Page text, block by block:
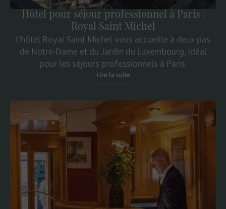
Hôtel pour séjour professionnel à Paris |
Royal Saint Michel
L’hôtel Royal Saint Michel vous accueille à deux pas
de Notre-Dame et du Jardin du Luxembourg, idéal
pour les séjours professionnels à Paris.
Lire la suite